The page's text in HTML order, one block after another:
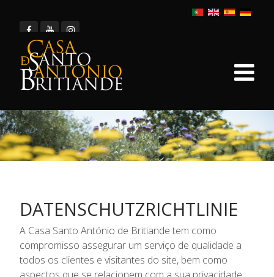
DATENSCHUTZRICHTLINIE
A Casa Santo António de Britiande tem como
compromisso assegurar um serviço de qualidade a
todos os clientes e visitantes do site, bem como